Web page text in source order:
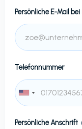
Persönliche E-Mail bei
Telefonnummer
Persönliche Anschrift